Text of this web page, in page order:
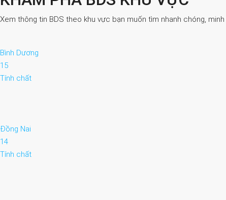
Xem thông tin BDS theo khu vực bạn muốn tìm nhanh chóng,
Bình Dương
15
Tính chất
Đồng Nai
14
Tính chất